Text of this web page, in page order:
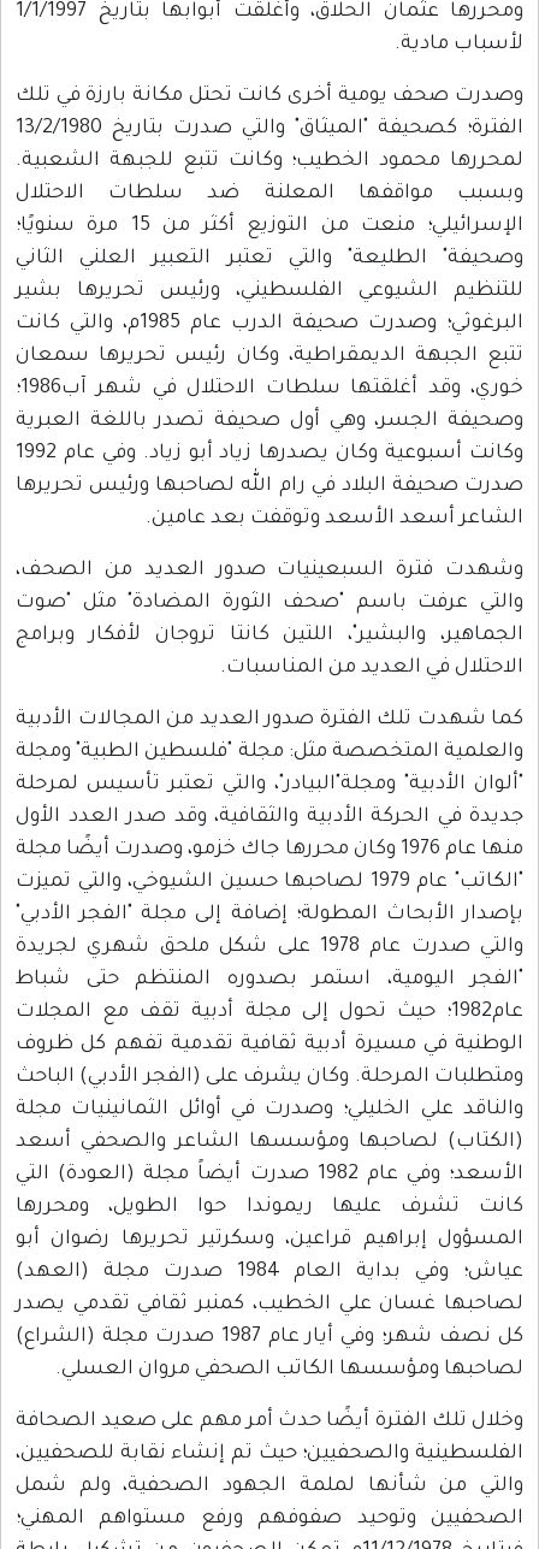
ومحررها عثمان الحلاق، وأغلقت أبوابها بتاريخ 1/1/1997
لأسباب مادية.
وصدرت صحف يومية أخرى كانت تحتل مكانة بارزة في تلك
الفترة؛ كصحيفة "الميثاق" والتي صدرت بتاريخ 13/2/1980
لمحررها محمود الخطيب؛ وكانت تتبع للجبهة الشعبية.
وبسبب مواقفها المعلنة ضد سلطات الاحتلال
الإسرائيلي؛ منعت من التوزيع أكثر من 15 مرة سنويًا؛
وصحيفة" الطليعة" والتي تعتبر التعبير العلني الثاني
للتنظيم الشيوعي الفلسطيني، ورئيس تحريرها بشير
البرغوثي؛ وصدرت صحيفة الدرب عام 1985م، والتي كانت
تتبع الجبهة الديمقراطية، وكان رئيس تحريرها سمعان
خوري، وقد أغلقتها سلطات الاحتلال في شهر آب1986؛
وصحيفة الجسر، وهي أول صحيفة تصدر باللغة العبرية
وكانت أسبوعية وكان يصدرها زياد أبو زياد. وفي عام 1992
صدرت صحيفة البلاد في رام الله لصاحبها ورئيس تحريرها
الشاعر أسعد الأسعد وتوقفت بعد عامين.
وشهدت فترة السبعينيات صدور العديد من الصحف،
والتي عرفت باسم "صحف الثورة المضادة" مثل "صوت
الجماهير، والبشير"، اللتين كانتا تروجان لأفكار وبرامج
الاحتلال في العديد من المناسبات.
كما شهدت تلك الفترة صدور العديد من المجالات الأدبية
والعلمية المتخصصة مثل: مجلة "فلسطين الطبية" ومجلة
"ألوان الأدبية" ومجلة"البيادر"، والتي تعتبر تأسيس لمرحلة
جديدة في الحركة الأدبية والثقافية، وقد صدر العدد الأول
منها عام 1976 وكان محررها جاك خزمو، وصدرت أيضًا مجلة
"الكاتب" عام 1979 لصاحبها حسين الشيوخي، والتي تميزت
بإصدار الأبحاث المطولة؛ إضافة إلى مجلة "الفجر الأدبي"
والتي صدرت عام 1978 على شكل ملحق شهري لجريدة
"الفجر اليومية، استمر بصدوره المنتظم حتى شباط
عام1982؛ حيث تحول إلى مجلة أدبية تقف مع المجلات
الوطنية في مسيرة أدبية ثقافية تقدمية تفهم كل ظروف
ومتطلبات المرحلة. وكان يشرف على (الفجر الأدبي) الباحث
والناقد علي الخليلي؛ وصدرت في أوائل الثمانينيات مجلة
(الكتاب) لصاحبها ومؤسسها الشاعر والصحفي أسعد
الأسعد؛ وفي عام 1982 صدرت أيضاً مجلة (العودة) التي
كانت تشرف عليها ريموندا حوا الطويل، ومحررها
المسؤول إبراهيم قراعين، وسكرتير تحريرها رضوان أبو
عياش؛ وفي بداية العام 1984 صدرت مجلة (العهد)
لصاحبها غسان علي الخطيب، كمنبر ثقافي تقدمي يصدر
كل نصف شهر؛ وفي أيار عام 1987 صدرت مجلة (الشراع)
لصاحبها ومؤسسها الكاتب الصحفي مروان العسلي.
وخلال تلك الفترة أيضًا حدث أمر مهم على صعيد الصحافة
الفلسطينية والصحفيين؛ حيث تم إنشاء نقابة للصحفيين،
والتي من شأنها لملمة الجهود الصحفية، ولم شمل
الصحفيين وتوحيد صفوفهم ورفع مستواهم المهني؛